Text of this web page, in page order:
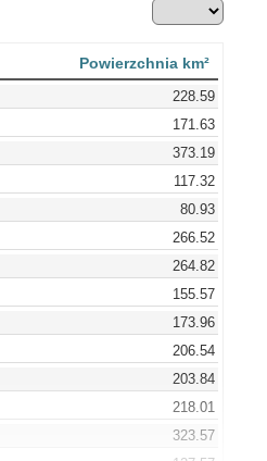
Powierzchnia km²
228.59
171.63
373.19
117.32
80.93
266.52
264.82
155.57
173.96
206.54
203.84
218.01
323.57